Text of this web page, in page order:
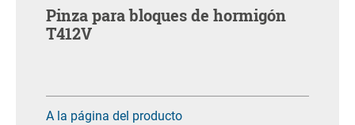
Pinza para bloques de hormigón
T412V
A la página del producto